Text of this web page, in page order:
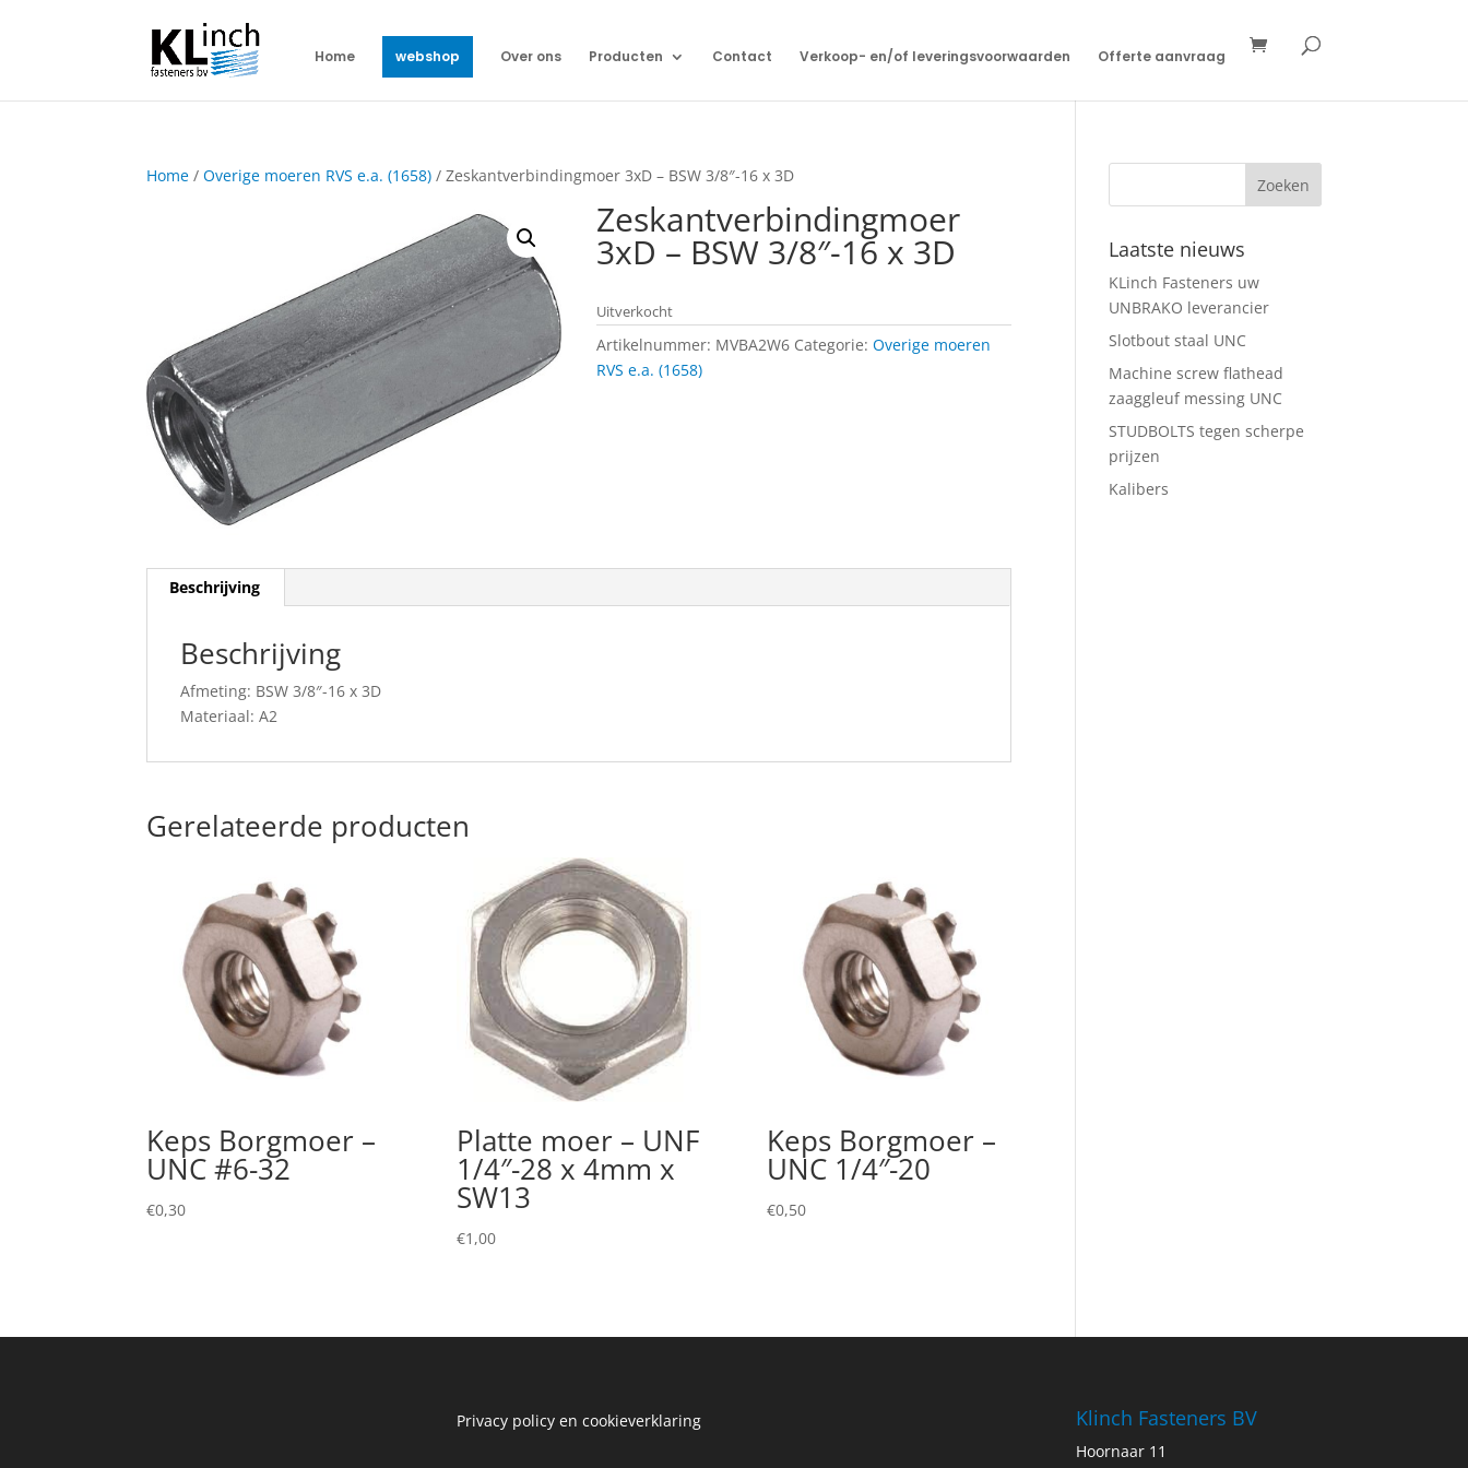
Home webshop Over ons Producten Contact Verkoop- en/of leveringsvoorwaarden Offerte aanvraag
Home /Overige moeren RVS e.a. (1658) / Zeskantverbindingmoer 3xD – BSW 3/8″-16 x 3D
Zeskantverbindingmoer
3xD – BSW 3/8″-16 x 3D
Uitverkocht
Artikelnummer: MVBA2W6 Categorie:Overige moeren
RVS e.a. (1658)
Beschrijving
Beschrijving
Afmeting: BSW 3/8″-16 x 3D
Materiaal: A2
Gerelateerde producten
Keps Borgmoer –
UNC #6-32
€0,30
Platte moer – UNF
1/4″-28 x 4mm x
SW13
€1,00
Keps Borgmoer –
UNC 1/4″-20
€0,50
Laatste nieuws
KLinch Fasteners uw
UNBRAKO leverancier
Slotbout staal UNC
Machine screw flathead
zaaggleuf messing UNC
STUDBOLTS tegen scherpe
prijzen
Kalibers
Privacy policy en cookieverklaring Klinch Fasteners BV
Hoornaar 11